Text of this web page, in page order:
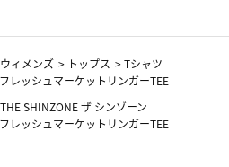
ウィメンズ > トップス >Tシャツ
レッシュマーケットリンガーTEE
THE SHINZONE ザ シンゾーン
レッシュマーケットリンガーTEE